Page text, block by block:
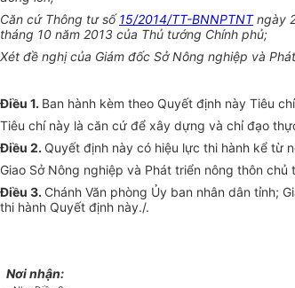
Căn cứ Thông tư số15/2014/TT-BNNPTNTngày
tháng 10 năm 2013 của Thủ tướng Chính phủ;
Xét đề nghị của Giám đốc Sở Nông nghiệp và
Điều 1. Ban hành kèm theo Quyết định này Tiêu
Tiêu chí này là căn cứ để xây dựng và chỉ đạo
Điều 2. Quyết định này có hiệu lực thi hành kể từ
Giao Sở Nông nghiệp và Phát triển nông thôn
Điều 3. Chánh Văn phòng Ủy ban nhân dân tỉnh;
thi hành Quyết định này./.
Nơi nhận: